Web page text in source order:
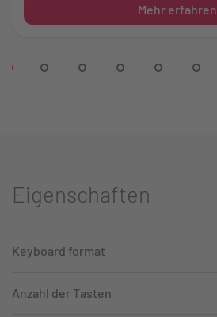
Mehr erfahren
Eigenschaften
Keyboard format
Anzahl der Tasten